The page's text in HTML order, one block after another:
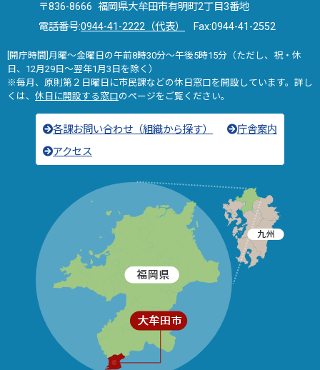
〒836-8666 福岡県大牟田市有明町2丁目3番地
電話番号:0944-41-2222（代表） Fax:0944-41-2552
[開庁時間]月曜～金曜日の午前8時30分～午後5時15分（ただし、祝・休
日、12月29日～翌年1月3日を除く）
※毎月、原則第２日曜日に市民課などの休日窓口を開設しています。詳し
くは、 休日に開設する窓口のページをご覧ください。
各課お問い合わせ（組織から探す）
庁舎案内
アクセス